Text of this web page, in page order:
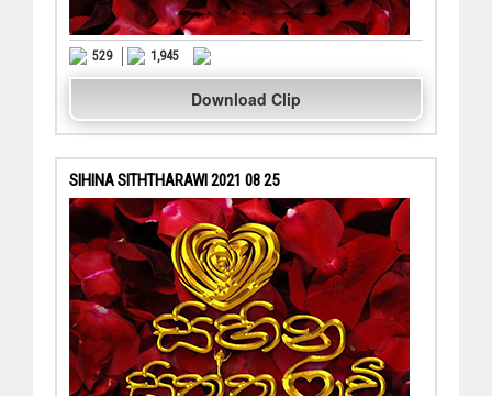
529 1,945
Download Clip
SIHINA SITHTHARAWI 2021 08 25